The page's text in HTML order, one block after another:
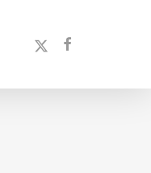
x-
facebook